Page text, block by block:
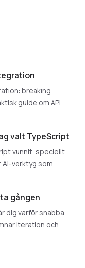
breaking
guide om API
valt TypeScript
vunnit, speciellt
verktyg som
gången
dig varför snabba
iteration och